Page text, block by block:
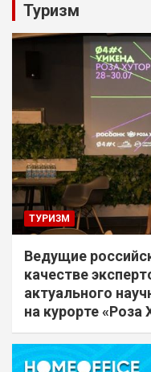
Туризм
ТУРИЗМ
Ведущие
качестве
актуального
на курорте «Роза